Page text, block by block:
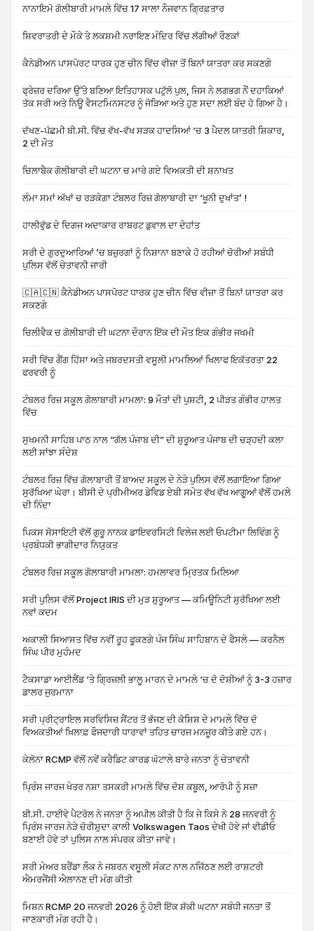
ਨਾਨਾਇਮੋ ਗੋਲੀਬਾਰੀ ਮਾਮਲੇ ਵਿੱਚ 17 ਸਾਲਾ ਨੌਜਵਾਨ ਗ੍ਰਿਫ਼ਤਾਰ
ਸ਼ਿਵਰਾਤਰੀ ਦੇ ਮੌਕੇ ਤੇ ਲਕਸ਼ਮੀ ਨਰਾਇਣ ਮੰਦਿਰ ਵਿੱਚ ਲੱਗੀਆਂ ਰੌਣਕਾਂ
ਕੈਨੇਡੀਅਨ ਪਾਸਪੋਰਟ ਧਾਰਕ ਹੁਣ ਚੀਨ ਵਿੱਚ ਵੀਜ਼ਾ ਤੋਂ ਬਿਨਾਂ ਯਾਤਰਾ ਕਰ ਸਕਣਗੇ
ਫ੍ਰੇਜ਼ਰ ਦਰਿਆ ਉੱਤੇ ਬਣਿਆ ਇਤਿਹਾਸਕ ਪਟੁੱਲੋ ਪੁਲ, ਜਿਸ ਨੇ ਲਗਭਗ ਨੌਂ ਦਹਾਕਿਆਂ
ਤੱਕ ਸਰੀ ਅਤੇ ਨਿਊ ਵੈਸਟਮਿਨਸਟਰ ਨੂੰ ਜੋੜਿਆ ਅਤੇ ਹੁਣ ਸਦਾ ਲਈ ਬੰਦ ਹੋ ਗਿਆ ਹੈ।
ਦੱਖਣ-ਪੱਛਮੀ ਬੀ.ਸੀ. ਵਿੱਚ ਵੱਖ-ਵੱਖ ਸੜਕ ਹਾਦਸਿਆਂ ‘ਚ 3 ਪੈਦਲ ਯਾਤਰੀ ਸ਼ਿਕਾਰ,
2 ਦੀ ਮੌਤ
ਚਿਲਾਬੈਕ ਗੋਲੀਬਾਰੀ ਦੀ ਘਟਨਾ ਚ ਮਾਰੇ ਗਏ ਵਿਅਕਤੀ ਦੀ ਸ਼ਨਾਖਤ
ਲੰਮਾ ਸਮਾਂ ਅੱਖਾਂ ਚ ਰੜਕੇਗਾ ਟੰਬਲਰ ਰਿਜ਼ ਗੋਲਾਬਾਰੀ ਦਾ ‘ਖੂਨੀ ਦੁਖਾਂਤ’ !
ਹਾਲੀਵੁੱਡ ਦੇ ਦਿਗਜ ਅਦਾਕਾਰ ਰਾਬਰਟ ਡੁਵਾਲ ਦਾ ਦੇਹਾਂਤ
ਸਰੀ ਦੇ ਗੁਰਦੁਆਰਿਆਂ ’ਚ ਬਜ਼ੁਰਗਾਂ ਨੂੰ ਨਿਸ਼ਾਨਾ ਬਣਾਕੇ ਹੋ ਰਹੀਆਂ ਚੋਰੀਆਂ ਸਬੰਧੀ
ਪੁਲਿਸ ਵੱਲੋਂ ਚੇਤਾਵਨੀ ਜਾਰੀ
🇨🇦🇨🇳 ਕੈਨੇਡੀਅਨ ਪਾਸਪੋਰਟ ਧਾਰਕ ਹੁਣ ਚੀਨ ਵਿੱਚ ਵੀਜ਼ਾ ਤੋਂ ਬਿਨਾਂ ਯਾਤਰਾ ਕਰ
ਸਕਣਗੇ
ਚਿਲੀਵੈਕ ਚ ਗੋਲੀਬਾਰੀ ਦੀ ਘਟਨਾ ਦੌਰਾਨ ਇੱਕ ਦੀ ਮੌਤ ਇਕ ਗੰਭੀਰ ਜਖਮੀ
ਸਰੀ ਵਿੱਚ ਗੈਂਗ ਹਿੱਸਾ ਅਤੇ ਜਬਰਦਸਤੀ ਵਸੂਲੀ ਮਾਮਲਿਆਂ ਖਿਲਾਫ ਇਕੱਤਰਤਾ 22
ਫਰਵਰੀ ਨੂੰ
ਟੰਬਲਰ ਰਿਜ਼ ਸਕੂਲ ਗੋਲਾਬਾਰੀ ਮਾਮਲਾ: 9 ਮੌਤਾਂ ਦੀ ਪੁਸ਼ਟੀ, 2 ਪੀੜਤ ਗੰਭੀਰ ਹਾਲਤ
ਵਿੱਚ
ਸੁਖਮਨੀ ਸਾਹਿਬ ਪਾਠ ਨਾਲ “ਗੱਲ ਪੰਜਾਬ ਦੀ” ਦੀ ਸ਼ੁਰੂਆਤ ਪੰਜਾਬ ਦੀ ਚੜ੍ਹਦੀ ਕਲਾ
ਲਈ ਸਾਂਝਾ ਸੰਦੇਸ਼
ਟੰਬਲਰ ਰਿਜ਼ ਵਿੱਚ ਗੋਲਾਬਾਰੀ ਤੋਂ ਬਾਅਦ ਸਕੂਲ ਦੇ ਨੇੜੇ ਪੁਲਿਸ ਵੱਲੋਂ ਲਗਾਇਆ ਗਿਆ
ਸੁਰੱਖਿਆ ਘੇਰਾ। ਬੀਸੀ ਦੇ ਪ੍ਰੀਮੀਅਰ ਡੇਵਿਡ ਏਬੀ ਸਮੇਤ ਵੱਖ ਵੱਖ ਆਗੂਆਂ ਵੱਲੋਂ ਹਮਲੇ
ਦੀ ਨਿੰਦਾ
ਪਿਕਸ ਸੋਸਾਇਟੀ ਵੱਲੋਂ ਗੁਰੂ ਨਾਨਕ ਡਾਇਵਰਸਿਟੀ ਵਿਲੇਜ ਲਈ ਓਪਟੀਮਾ ਲਿਵਿੰਗ ਨੂੰ
ਪ੍ਰਬੰਧਕੀ ਭਾਗੀਦਾਰ ਨਿਯੁਕਤ
ਟੰਬਲਰ ਰਿਜ਼ ਸਕੂਲ ਗੋਲਾਬਾਰੀ ਮਾਮਲਾ: ਹਮਲਾਵਰ ਮ੍ਰਿਤਕ ਮਿਲਿਆ
ਸਰੀ ਪੁਲਿਸ ਵੱਲੋਂ Project IRIS ਦੀ ਮੁੜ ਸ਼ੁਰੂਆਤ — ਕਮਿਊਨਿਟੀ ਸੁਰੱਖਿਆ ਲਈ
ਨਵਾਂ ਕਦਮ
ਅਕਾਲੀ ਸਿਆਸਤ ਵਿੱਚ ਨਵੀਂ ਰੂਹ ਫੂਕਣਗੇ ਪੰਜ ਸਿੰਘ ਸਾਹਿਬਾਨ ਦੇ ਫੈਸਲੇ — ਕਰਨੈਲ
ਸਿੰਘ ਪੀਰ ਮੁਹੰਮਦ
ਟੈਕਸਾਡਾ ਆਈਲੈਂਡ ‘ਤੇ ਗ੍ਰਿਜ਼ਲੀ ਭਾਲੂ ਮਾਰਨ ਦੇ ਮਾਮਲੇ ‘ਚ ਦੋ ਦੋਸ਼ੀਆਂ ਨੂੰ 3-3 ਹਜ਼ਾਰ
ਡਾਲਰ ਜੁਰਮਾਨਾ
ਸਰੀ ਪ੍ਰੀਟ੍ਰਾਇਲ ਸਰਵਿਸਿਜ਼ ਸੈਂਟਰ ਤੋਂ ਭੱਜਣ ਦੀ ਕੋਸ਼ਿਸ਼ ਦੇ ਮਾਮਲੇ ਵਿੱਚ ਦੋ
ਵਿਅਕਤੀਆਂ ਖ਼ਿਲਾਫ਼ ਫੌਜਦਾਰੀ ਧਾਰਾਵਾਂ ਤਹਿਤ ਚਾਰਜ ਮਨਜ਼ੂਰ ਕੀਤੇ ਗਏ ਹਨ।
ਕੇਲੋਨਾ RCMP ਵੱਲੋਂ ਨਵੇਂ ਕਰੈਡਿਟ ਕਾਰਡ ਘੋਟਾਲੇ ਬਾਰੇ ਜਨਤਾ ਨੂੰ ਚੇਤਾਵਨੀ
ਪ੍ਰਿੰਸ ਜਾਰਜ ਖੇਤਰ ਨਸ਼ਾ ਤਸਕਰੀ ਮਾਮਲੇ ਵਿੱਚ ਦੋਸ਼ ਕਬੂਲ, ਆਰੋਪੀ ਨੂੰ ਸਜ਼ਾ
ਬੀ.ਸੀ. ਹਾਈਵੇ ਪੈਟਰੋਲ ਨੇ ਜਨਤਾ ਨੂੰ ਅਪੀਲ ਕੀਤੀ ਹੈ ਕਿ ਜੇ ਕਿਸੇ ਨੇ 28 ਜਨਵਰੀ ਨੂੰ
ਪ੍ਰਿੰਸ ਜਾਰਜ ਨੇੜੇ ਚੋਰੀਸ਼ੁਦਾ ਕਾਲੀ Volkswagen Taos ਦੇਖੀ ਹੋਵੇ ਜਾਂ ਵੀਡੀਓ
ਬਣਾਈ ਹੋਵੇ ਤਾਂ ਪੁਲਿਸ ਨਾਲ ਸੰਪਰਕ ਕੀਤਾ ਜਾਵੇ।
ਸਰੀ ਮੇਅਰ ਬਰੈਂਡਾ ਲੌਕ ਨੇ ਜਬਰਨ ਵਸੂਲੀ ਸੰਕਟ ਨਾਲ ਨਜਿੱਠਣ ਲਈ ਰਾਸ਼ਟਰੀ
ਐਮਰਜੈਂਸੀ ਐਲਾਨਣ ਦੀ ਮੰਗ ਕੀਤੀ
ਮਿਸ਼ਨ RCMP 20 ਜਨਵਰੀ 2026 ਨੂੰ ਹੋਈ ਇੱਕ ਸ਼ੱਕੀ ਘਟਨਾ ਸਬੰਧੀ ਜਨਤਾ ਤੋਂ
ਜਾਣਕਾਰੀ ਮੰਗ ਰਹੀ ਹੈ।